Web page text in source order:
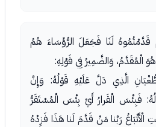
قَدَّمْتُمُوهُ لَنَا فَجَعَلَ الرُّؤَسَاءَ هُمُ
الْمُقَدَّمُ، وَالضَّمِيرُ فِي قَوْلِهِ:
الَّذِي دَلَّ عَلَيْهِ قَوْلُهُ: وَإِنَّ
فَبِئْسَ الْقَرارُ أَيْ بِئْسَ الْمُسْتَقَرُّ
رَبَّنا مَنْ قَدَّمَ لَنا هَذَا فَزِدْهُ